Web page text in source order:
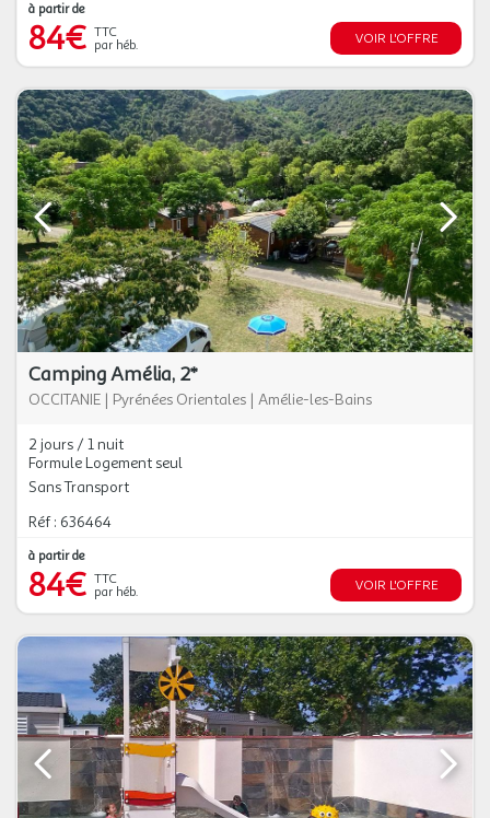
à partir de
84€ TTC
par héb.
VOIR L'OFFRE
Camping Amélia, 2*
OCCITANIE | Pyrénées Orientales | Amélie-les-Bains
2 jours / 1 nuit
Formule Logement seul
Sans Transport
Réf : 636464
à partir de
84€ TTC
par héb.
VOIR L'OFFRE